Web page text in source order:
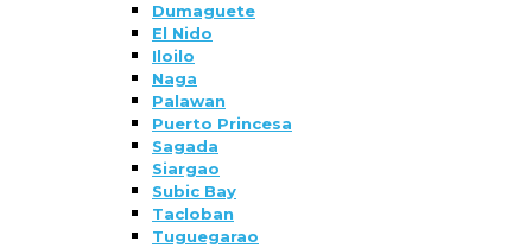
Dumaguete
El Nido
Iloilo
Naga
Palawan
Puerto Princesa
Sagada
Siargao
Subic Bay
Tacloban
Tuguegarao